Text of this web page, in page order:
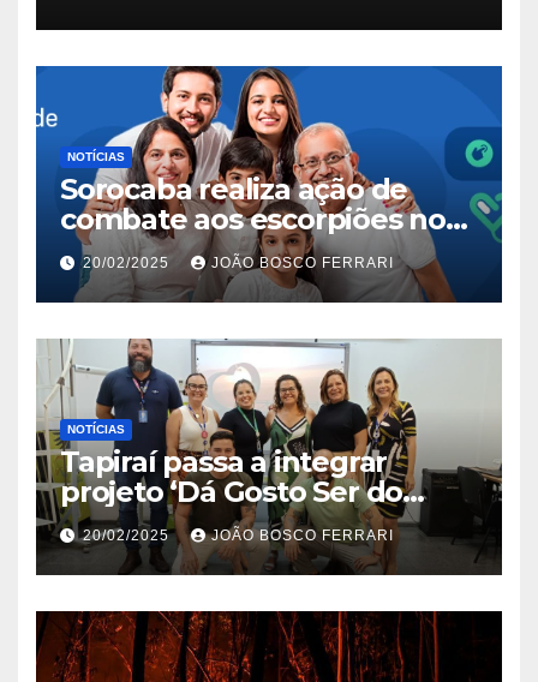
NOTÍCIAS
Sorocaba realiza ação de
combate aos escorpiões no
Jardim São Carlos
20/02/2025 JOÃO BOSCO FERRARI
NOTÍCIAS
Tapiraí passa a integrar
projeto ‘Dá Gosto Ser do
Ribeira’ | ASN São Paulo
20/02/2025 JOÃO BOSCO FERRARI